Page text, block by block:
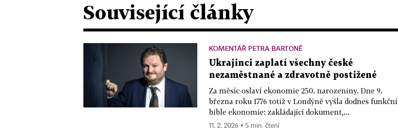
Související články
KOMENTÁŘ PETRA BARTONĚ
Ukrajinci zaplatí všechny české
nezaměstnané a zdravotně postižené
Za měsíc oslaví ekonomie 250. narozeniny. Dne 9.
března roku 1776 totiž v Londýně vyšla dodnes funkční
bible ekonomie: zakládající dokument,...
11. 2. 2026 ▪ 5 min. čtení